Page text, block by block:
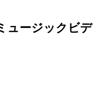
ュージックビデ